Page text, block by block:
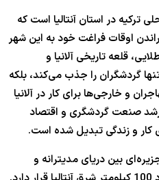
ترکیه در استان آنتالیا است که
اوقات فراغت خود به این شهر
قلعه تاریخی آلانیا و
گردشگران را جذب می‌کند، بلکه
و خارجی‌ها برای کار در آلانیا
رشد صنعت گردشگری و اقتصاد
کار و زندگی تبدیل شده است.
بین دریای مدیترانه و